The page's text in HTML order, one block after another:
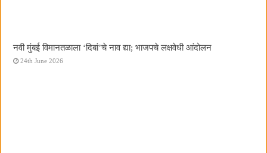
नवी मुंबई विमानतळाला ‌‘दिबां‌’चे नाव द्या; भाजपचे लक्षवेधी आंदोलन
24th June 2026